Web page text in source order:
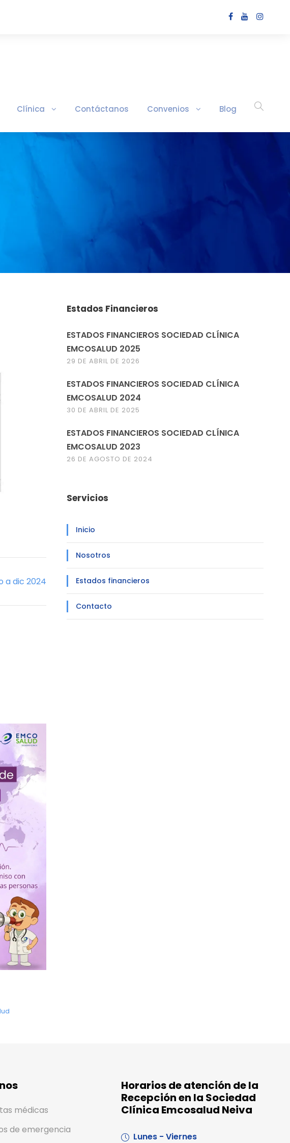
Clínica Contáctanos Convenios Blog
a dic 2024
Estados Financieros
ESTADOS FINANCIEROS SOCIEDAD CLÍNICA
EMCOSALUD 2025
29 DE ABRIL DE 2026
ESTADOS FINANCIEROS SOCIEDAD CLÍNICA
EMCOSALUD 2024
30 DE ABRIL DE 2025
ESTADOS FINANCIEROS SOCIEDAD CLÍNICA
EMCOSALUD 2023
26 DE AGOSTO DE 2024
Servicios
Inicio
Nosotros
Estados financieros
Contacto
médicas
de emergencia
Horarios de atención de la
Recepción en la Sociedad
Clínica Emcosalud Neiva
Lunes - Viernes